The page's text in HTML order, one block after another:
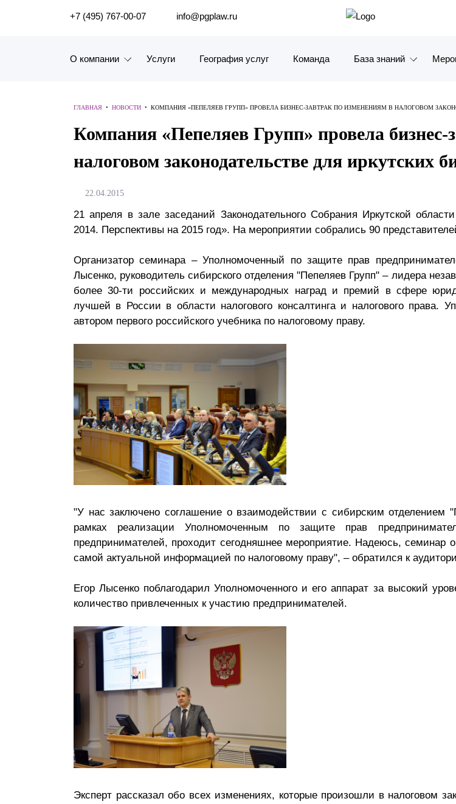
ПОИСК ПО САЙТУ
+7 (495) 767-00-07 info@pgplaw.ru
О компании
Карьера
История компании
Почему «Пепеляев Групп»?
Обращение Управляющего
Партнера
ответственность
Услуги География услуг Команда База знаний
Журналы
Антикризисный
Презентации экспертов
ГЛАВНАЯ • НОВОСТИ • КОМПАНИЯ «ПЕПЕЛЯЕВ ГРУПП» ПРОВЕЛА БИЗНЕС-ЗАВТРАК ПО ИЗМЕНЕНИЯМ В НАЛОГОВОМ
Компания «Пепеляев Групп» провела бизнес-
налоговом законодательстве для иркутских
22.04.2015
21 апреля в зале заседаний Законодательного Собрания Иркутской
2014. Перспективы на 2015 год». На мероприятии собрались 90
Организатор семинара – Уполномоченный по защите прав
Лысенко, руководитель сибирского отделения "Пепеляев Групп" – лидера
более 30-ти российских и международных наград и премий в сфере
лучшей в России в области налогового консалтинга и налогового права.
автором первого российского учебника по налоговому праву.
"У нас заключено соглашение о взаимодействии с сибирским отделением
рамках реализации Уполномоченным по защите прав
предпринимателей, проходит сегодняшнее мероприятие. Надеюсь, семинар
самой актуальной информацией по налоговому праву", – обратился к
Егор Лысенко поблагодарил Уполномоченного и его аппарат за высокий
количество привлеченных к участию предпринимателей.
Эксперт рассказал обо всех изменениях, которые произошли в налоговом